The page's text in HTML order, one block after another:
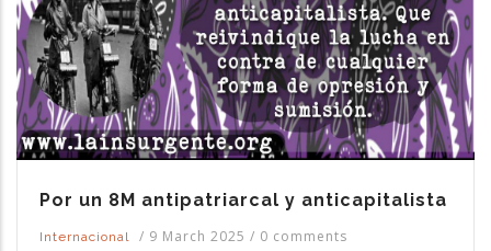
Por un 8M antipatriarcal y anticapitalista
Internacional / 9 March 2025 / 0 comments